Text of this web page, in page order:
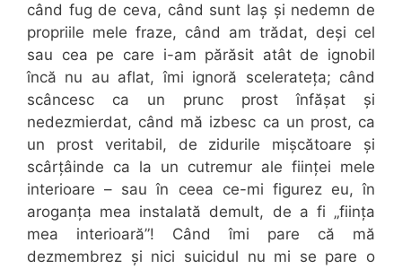
când fug de ceva, când sunt laș și nedemn de
propriile mele fraze, când am trădat, deși cel
sau cea pe care i-am părăsit atât de ignobil
încă nu au aflat, îmi ignoră scelerateța; când
scâncesc ca un prunc prost înfășat și
nedezmierdat, când mă izbesc ca un prost, ca
un prost veritabil, de zidurile mișcătoare și
scârțâinde ca la un cutremur ale ființei mele
interioare – sau în ceea ce-mi figurez eu, în
aroganța mea instalată demult, de a fi „ființa
mea interioară”! Când îmi pare că mă
dezmembrez și nici suicidul nu mi se pare o